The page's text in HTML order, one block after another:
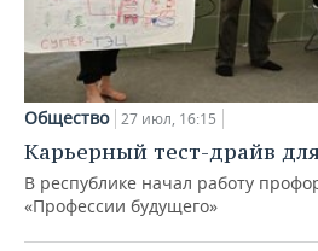
Общество 27 июл, 16:15
Карьерный тест-драйв
В республике начал работу
«Профессии будущего»